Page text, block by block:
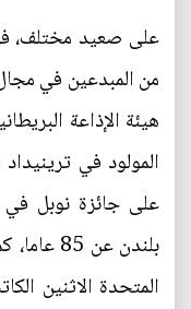
على صعيد مختلف،
من المبدعين في مجال
هيئة الإذاعة
المولود في
بلندن
المتحدة الاثنين